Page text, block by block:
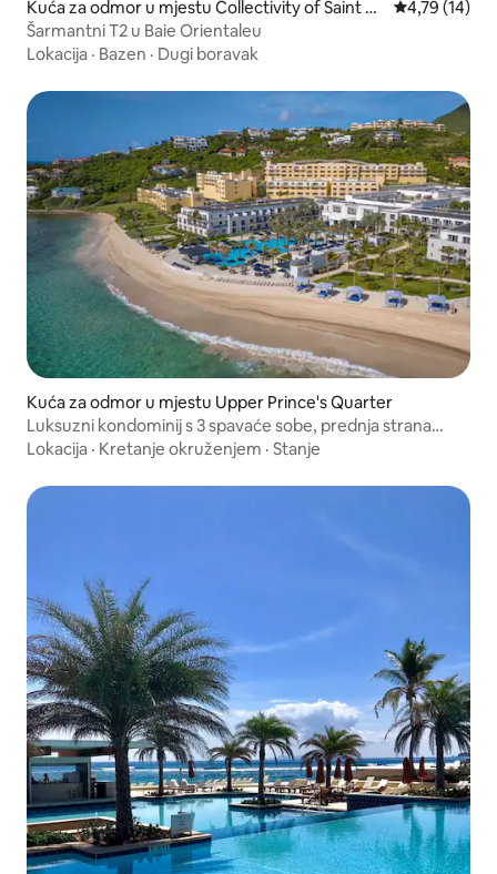
Kuća za odmor u mjestu Collectivity of Saint M
artin
Prosječna
4,79 (14)
Šarmantni T2 u Baie Orientaleu
Lokacija · Bazen · Dugi boravak
Kuća za odmor u mjestu Upper Prince's Quarter
Luksuzni kondominij s 3 spavaće sobe, prednja strana
plaže u prizemlju
Lokacija · Kretanje okruženjem · Stanje